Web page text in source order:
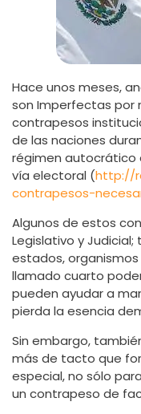
Hace unos meses,
son Imperfectas por
contrapesos
de las naciones
régimen autocrático
vía electoral (http://
contrapesos-
Algunos de estos
Legislativo y
estados,
llamado cuarto
pueden ayudar a
pierda la esencia
Sin embargo,
más de tacto que
especial, no sólo
un contrapeso de